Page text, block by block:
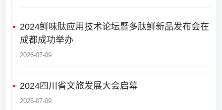
2024鲜味肽应用技术论坛暨多肽鲜新品发布会在
成都成功举办
2026-07-09
2024四川省文旅发展大会启幕
2026-07-09